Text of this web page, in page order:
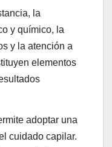
la
y químico, la
y la atención a
elementos
adoptar una
cuidado capilar.